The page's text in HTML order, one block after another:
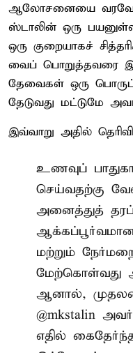
ஆலோசனையை
ஸ்டாலின் ஒரு
ஒரு குறையாகச்
வைப் பொறுத்தவரை
தேவைகள் ஒரு
தேடுவது மட்டுமே
இவ்வாறு அதில்
உணவுப்
செய்வதற்கு
அனைத்துத்
மற்றும்
மேற்கொள்வது
ஆனால்,
@mkstalin
எதில்